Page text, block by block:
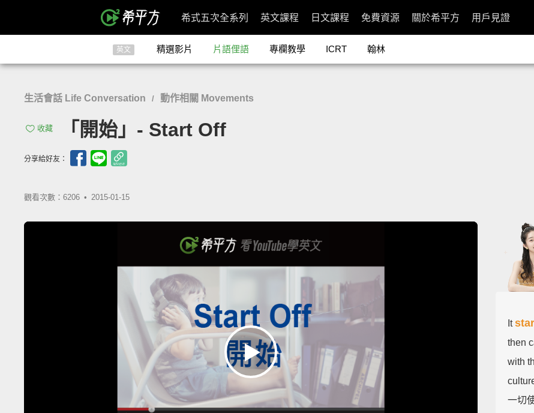
希式五次全系列 英文課程 日文課程 免費資源 關於希平方 用戶見證
英文 精選影片 片語俚語 專欄教學 ICRT 翰林
生活會話 Life Conversation / 動作相關 Movements
收藏 「開始」- Start Off
分享給好友：
觀看次數：6206 • 2015-01-15
It
then
with
一切